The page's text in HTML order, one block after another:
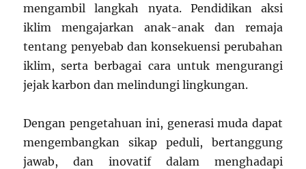
mengambil langkah nyata. Pendidikan aksi
iklim mengajarkan anak-anak dan remaja
tentang penyebab dan konsekuensi perubahan
iklim, serta berbagai cara untuk mengurangi
jejak karbon dan melindungi lingkungan.
Dengan pengetahuan ini, generasi muda dapat
mengembangkan sikap peduli, bertanggung
jawab, dan inovatif dalam menghadapi